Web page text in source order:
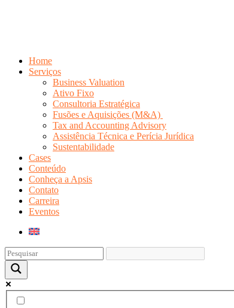
Home
Serviços
Business Valuation
Ativo Fixo
Consultoria Estratégica
Fusões e Aquisições (M&A)
Tax and Accounting Advisory
Assistência Técnica e Perícia Jurídica
Sustentabilidade
Cases
Conteúdo
Conheça a Apsis
Contato
Carreira
Eventos